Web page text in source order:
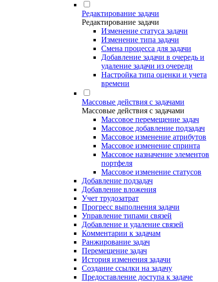
Редактирование задачи
Редактирование задачи
Изменение статуса задачи
Изменение типа задачи
Смена процесса для задачи
Добавление задачи в очередь и
удаление задачи из очереди
Настройка типа оценки и учета
времени
Массовые действия с задачами
Массовые действия с задачами
Массовое перемещение задач
Массовое добавление подзадач
Массовое изменение атрибутов
Массовое изменение спринта
Массовое назначение элементов
портфеля
Массовое изменение статусов
Добавление подзадач
Добавление вложения
Учет трудозатрат
Прогресс выполнения задачи
Управление типами связей
Добавление и удаление связей
Комментарии к задачам
Ранжирование задач
Перемещение задач
История изменения задачи
Создание ссылки на задачу
Предоставление доступа к задаче